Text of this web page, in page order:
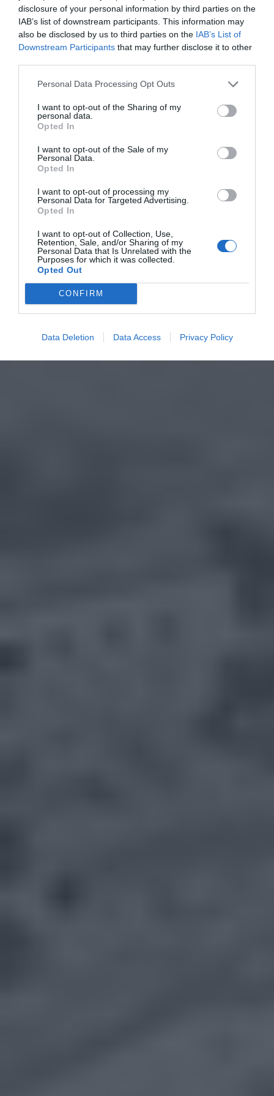
disclosure of your personal information by third parties on the
IAB’s list of downstream participants. This information may
also be disclosed by us to third parties on the IAB’s List of
Downstream Participants that may further disclose it to other
Personal Data Processing Opt Outs
I want to opt-out of the Sharing of my
personal data.
Opted In
I want to opt-out of the Sale of my
Personal Data.
Opted In
I want to opt-out of processing my
Personal Data for Targeted Advertising.
Opted In
I want to opt-out of Collection, Use,
Retention, Sale, and/or Sharing of my
Personal Data that Is Unrelated with the
Purposes for which it was collected.
Opted Out
CONFIRM
Data Deletion Data Access Privacy Policy